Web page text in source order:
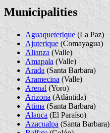
Municipalities
Aguaqueterique (La Paz)
Ajuterique (Comayagua)
Alianza (Valle)
Amapala (Valle)
Arada (Santa Barbara)
Aramecina (Valle)
Arenal (Yoro)
Arizona (Atlántida)
Atima (Santa Barbara)
Alauca (El Paraíso)
Azacualpa (Santa Barbara)